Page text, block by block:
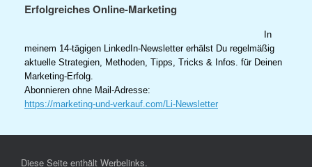
Erfolgreiches Online-Marketing
In
meinem 14-tägigen LinkedIn-Newsletter erhälst Du regelmäßig
aktuelle Strategien, Methoden, Tipps, Tricks & Infos. für Deinen
Marketing-Erfolg.
Abonnieren ohne Mail-Adresse:
https://marketing-und-verkauf.com/Li-Newsletter
Diese Seite enthält Werbelinks.